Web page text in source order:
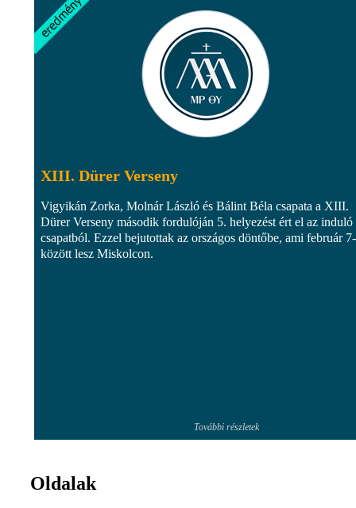
XIII. Dürer Verseny
Vigyikán Zorka, Molnár László és Bálint Béla csapata a XIII.
Dürer Verseny második fordulóján 5. helyezést ért el az induló
csapatból. Ezzel bejutottak az országos döntőbe, ami február
között lesz Miskolcon.
További részletek
Oldalak